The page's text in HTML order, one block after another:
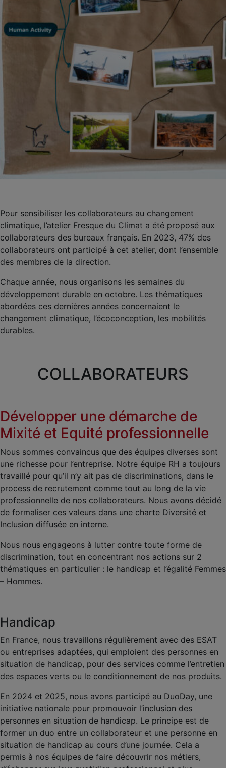
Pour sensibiliser les collaborateurs au changement
climatique, l’atelier Fresque du Climat a été proposé aux
collaborateurs des bureaux français. En 2023, 47% des
collaborateurs ont participé à cet atelier, dont l’ensemble
des membres de la direction.
Chaque année, nous organisons les semaines du
développement durable en octobre. Les thématiques
abordées ces dernières années concernaient le
changement climatique, l’écoconception, les mobilités
durables.
COLLABORATEURS
Développer une démarche de
Mixité et Equité professionnelle
Nous sommes convaincus que des équipes diverses sont
une richesse pour l’entreprise. Notre équipe RH a toujours
travaillé pour qu’il n’y ait pas de discriminations, dans le
process de recrutement comme tout au long de la vie
professionnelle de nos collaborateurs. Nous avons décidé
de formaliser ces valeurs dans une charte Diversité et
Inclusion diffusée en interne.
Nous nous engageons à lutter contre toute forme de
discrimination, tout en concentrant nos actions sur 2
thématiques en particulier : le handicap et l’égalité Femmes
– Hommes.
Handicap
En France, nous travaillons régulièrement avec des ESAT
ou entreprises adaptées, qui emploient des personnes en
situation de handicap, pour des services comme l’entretien
des espaces verts ou le conditionnement de nos produits.
En 2024 et 2025, nous avons participé au DuoDay, une
initiative nationale pour promouvoir l’inclusion des
personnes en situation de handicap. Le principe est de
former un duo entre un collaborateur et une personne en
situation de handicap au cours d’une journée. Cela a
permis à nos équipes de faire découvrir nos métiers,